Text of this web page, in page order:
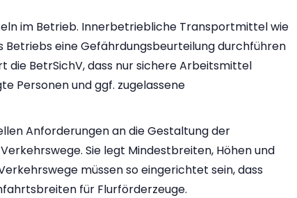
im Betrieb. Innerbetriebliche Transportmittel wie
eine Gefährdungsbeurteilung durchführen
BetrSichV, dass nur sichere Arbeitsmittel
Personen und ggf. zugelassene
Anforderungen an die Gestaltung der
Sie legt Mindestbreiten, Höhen und
müssen so eingerichtet sein, dass
für Flurförderzeuge.